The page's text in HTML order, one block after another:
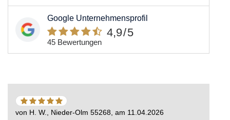
Google Unternehmensprofil
4,9/5
45 Bewertungen
5von
Sternen
von H. W., Nieder-Olm 55268 , am 11.04.2026